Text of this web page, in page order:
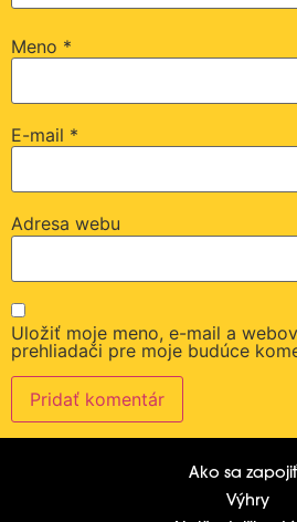
Meno *
E-mail *
Adresa webu
Uložiť moje meno, e-mail a
prehliadači pre moje budúce
Ako sa
Výhry